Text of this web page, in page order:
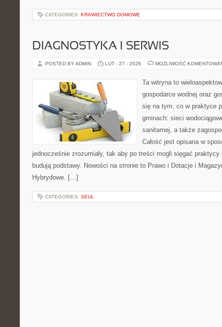
CATEGORIES: KRAWIECTWO DOMOWE
DIAGNOSTYKA I SERWIS
POSTED BY ADMIN LUT - 27 - 2026 MOŻLIWOŚĆ
Ta witryna to
gospodarce wodnej oraz
się na tym, co w praktyce
gminach: sieci
sanitarnej, a także
Całość jest opisana w
jednocześnie zrozumiały, tak aby po treści mogli sięgać
budują podstawy. Nowości na stronie to Prawo i Dotacje i
Hybrydowe. […]
CATEGORIES: SEUL